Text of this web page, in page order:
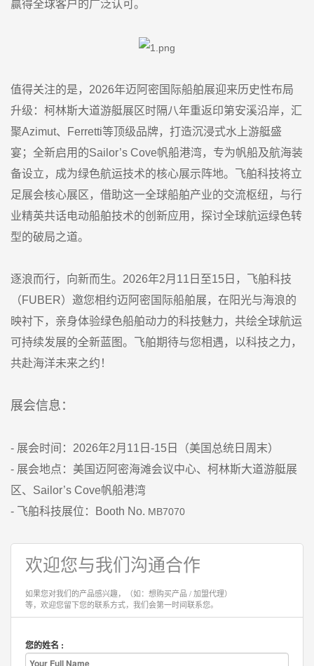
赢得全球客户的广泛认可。
值得关注的是，2026年迈阿密国际船舶展迎来历史性布局
升级：柯林斯大道游艇展区时隔八年重返印第安溪沿岸，汇
聚Azimut、Ferretti等顶级品牌，打造沉浸式水上游艇盛
宴；全新启用的Sailor’s Cove帆船港湾，专为帆船及航海装
备设立，成为绿色航运技术的核心展示阵地。飞舶科技将立
足展会核心展区，借助这一全球船舶产业的交流枢纽，与行
业精英共话电动船舶技术的创新应用，探讨全球航运绿色转
型的破局之道。
逐浪而行，向新而生。2026年2月11日至15日，飞舶科技
（FUBER）邀您相约迈阿密国际船舶展，在阳光与海浪的
映衬下，亲身体验绿色船舶动力的科技魅力，共绘全球航运
可持续发展的全新蓝图。飞舶期待与您相遇，以科技之力，
共赴海洋未来之约！
展会信息：
- 展会时间：2026年2月11日-15日（美国总统日周末）
- 展会地点：美国迈阿密海滩会议中心、柯林斯大道游艇展
区、Sailor’s Cove帆船港湾
- 飞舶科技展位：Booth No. MB7070
欢迎您与我们沟通合作
如果您对我们的产品感兴趣，（如：想购买产品 / 加盟代理）
等，欢迎您留下您的联系方式，我们会第一时间联系您。
您的姓名 :